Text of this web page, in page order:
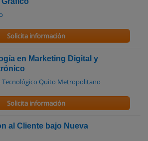
Solicita información
en Marketing Digital y
Tecnológico Quito Metropolitano
Solicita información
al Cliente bajo Nueva